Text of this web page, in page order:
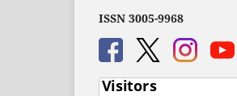
ISSN 3005-9968